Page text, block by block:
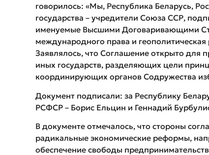
говорилось: «Мы, Республика Беларусь,
государства – учредители Союза ССР,
именуемые Высшими Договаривающими
международного права и
Заявлялось, что Соглашение открыто для
иных государств, разделяющих цели
координирующих органов Содружества
Документ подписали: за Республику
РСФСР – Борис Ельцин и Геннадий
В документе отмечалось, что стороны
радикальные экономические реформы,
обеспечение свободы